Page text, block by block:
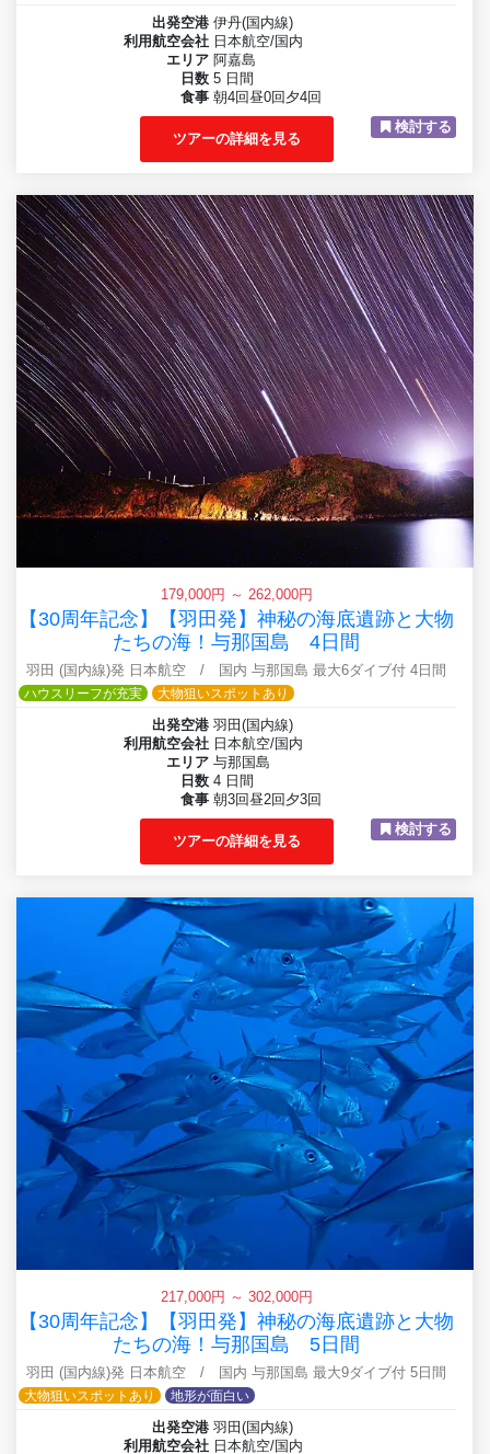
出発空港 伊丹(国内線)
利用航空会社 日本航空/国内
エリア 阿嘉島
日数 5 日間
食事 朝4回昼0回夕4回
ツアーの詳細を見る
検討する
179,000円 ～ 262,000円
【30周年記念】【羽田発】神秘の海底遺跡と大物
たちの海！与那国島 4日間
羽田 (国内線)発 日本航空 / 国内 与那国島 最大6ダイブ付 4日間
ハウスリーフが充実
大物狙いスポットあり
出発空港 羽田(国内線)
利用航空会社 日本航空/国内
エリア 与那国島
日数 4 日間
食事 朝3回昼2回夕3回
ツアーの詳細を見る
検討する
217,000円 ～ 302,000円
【30周年記念】【羽田発】神秘の海底遺跡と大物
たちの海！与那国島 5日間
羽田 (国内線)発 日本航空 / 国内 与那国島 最大9ダイブ付 5日間
大物狙いスポットあり
地形が面白い
出発空港 羽田(国内線)
利用航空会社 日本航空/国内